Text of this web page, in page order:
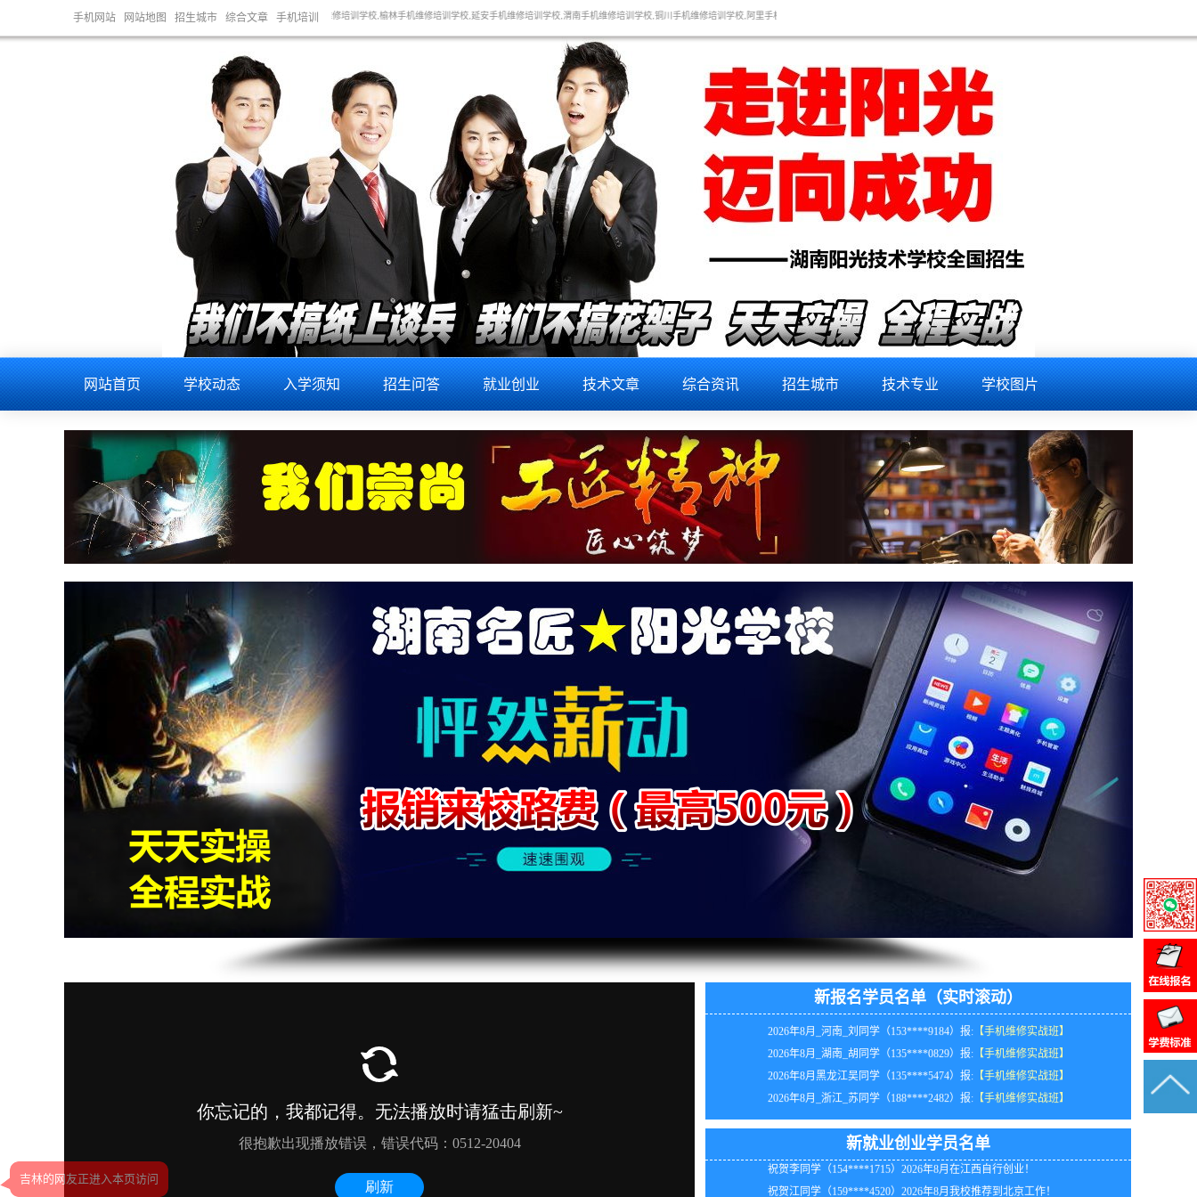
吉林的网友正进入本页访问
手机网站 网站地图 招生城市 综合文章 手机培训
手机维修培训学校,金昌手机维修培训学校,兰州手机维修培训学校,榆林手机维修培训学校,延安手机维修培训学校,渭南手机维修培训学校,铜川手机维修培训学校,阿里手机维修培训学校,山南手机维修培训学校,拉萨手机维修培训学校,怒江手机维修培训学校,文山手机维修培训学校,楚雄手机
网站首页 学校动态 入学须知 招生问答 就业创业 技术文章 综合资讯 招生城市 技术专业 学校图片
新报名学员名单（实时滚动）
2026年8月_广东_马同学（139****4346）报:
2026年8月_河北_胡同学（183****2045）报:【手机维修实战班】
2026年8月_河南_刘同学（153****9184）报:【手机维修实战班】
2026年8月_湖南_胡同学（135****0829）报: 【手机维修实战班】
2026年8月黑龙江吴同学（135****5474）报: 【手机维修实战班】
2026年8月_浙江_苏同学（188****2482）报: 【手机维修实战班】
2026年8月_河北_江同学（134****2546）报: 【手机维修实战班】
2026年8月_四川_杨同学（138****4157）报:【手机维修实战班】
2026年8月_山西_马同学（132****9840）报: 【手机维修实战班】
2026年8月_广西_谭同学（136****4017）报:【手机维修实战班】
2026年8月_江苏_吴同学（153****6392）报:【手机维修实战班】
新就业创业学员名单
祝贺陈同学（184****6685）2026年8月在广东开办维修公司！
祝贺李同学（154****1715）2026年8月在江西自行创业！
祝贺江同学（159****4520）2026年8月我校推荐到北京工作！